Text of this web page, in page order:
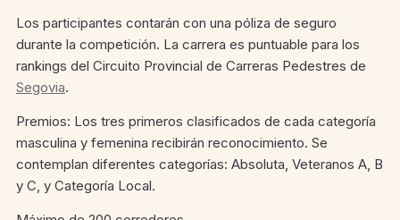
Los participantes contarán con una póliza de seguro
durante la competición. La carrera es puntuable para los
rankings del Circuito Provincial de Carreras Pedestres de
Segovia.
Premios: Los tres primeros clasificados de cada categoría
masculina y femenina recibirán reconocimiento. Se
contemplan diferentes categorías: Absoluta, Veteranos A, B
y C, y Categoría Local.